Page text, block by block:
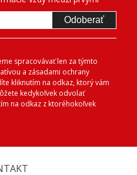
Odoberať
spracovávať len za týmto
a zásadami ochrany
kliknutím na odkaz, ktorý vám
kedykoľvek odvolať
na odkaz z ktoréhokoľvek